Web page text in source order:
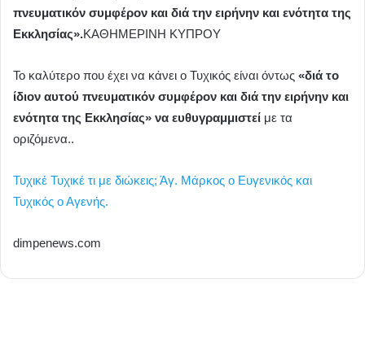
πνευματικόν συμφέρον και διά την ειρήνην και ενότητα της
Εκκλησίας».KAΘΗΜΕΡΙΝΗ ΚΥΠΡΟΥ
Το καλύτερο που έχει να κάνει ο Τυχικός είναι όντως «διά το
ίδιον αυτού πνευματικόν συμφέρον και διά την ειρήνην και
ενότητα της Εκκλησίας» να ευθυγραμμιστεί με τα
οριζόμενα..
Τυχικέ Τυχικέ τι με διώκεις; Άγ. Μάρκος ο Ευγενικός και
Τυχικός ο Αγενής.
dimpenews.com